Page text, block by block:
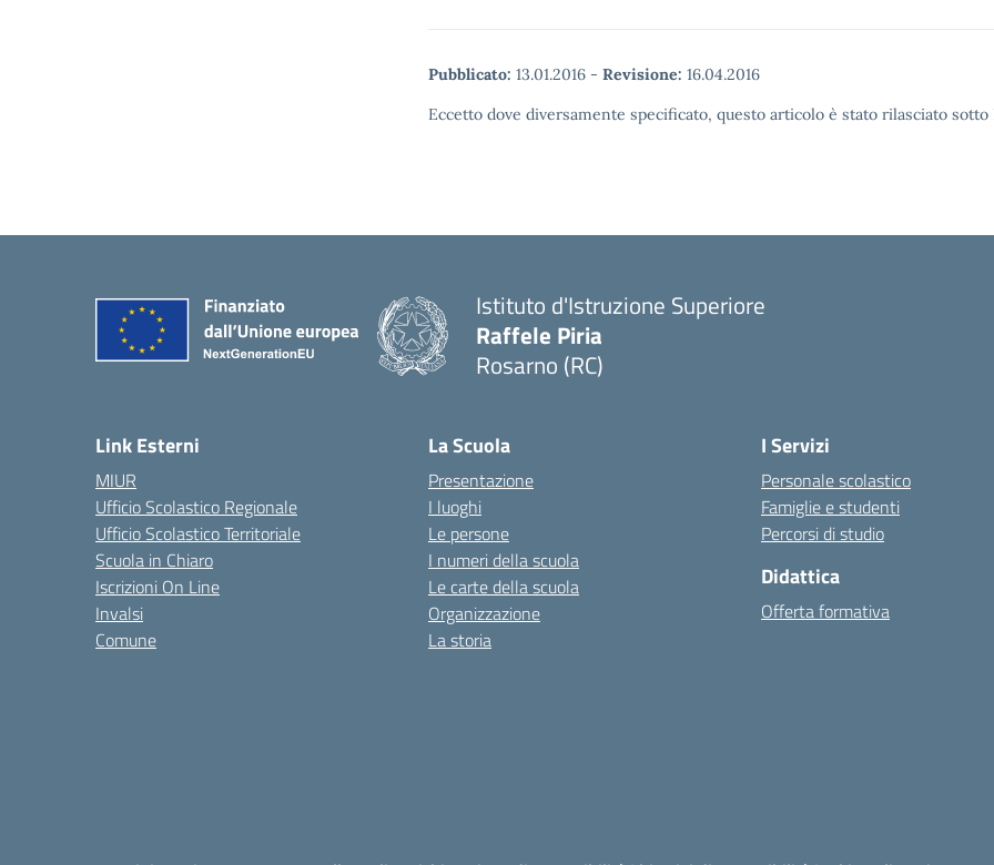
Pubblicato: 13.01.2016 - Revisione: 16.04.2016
Eccetto dove diversamente specificato, questo articolo è stato rilasciato
Istituto d'Istruzione Superiore
Raffele Piria
Rosarno (RC)
Link Esterni
MIUR
Ufficio Scolastico Regionale
Ufficio Scolastico Territoriale
Scuola in Chiaro
Iscrizioni On Line
Invalsi
Comune
La Scuola
Presentazione
I luoghi
Le persone
I numeri della scuola
Le carte della scuola
Organizzazione
La storia
I Servizi
Personale scolastico
Famiglie e studenti
Percorsi di studio
Didattica
Offerta formativa